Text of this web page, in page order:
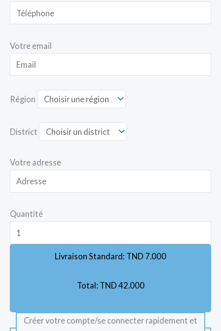
Votre email
Région
District
Votre adresse
Quantité
Livraison Standard: TND 7.000
Total: TND 42.000
Créer votre compte/se connecter rapidement et